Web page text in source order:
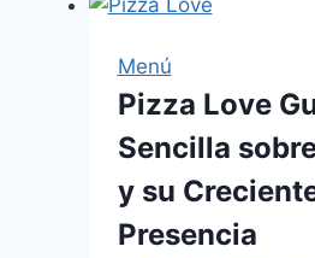
Menú
Pizza Love
Sencilla
y su
Presencia